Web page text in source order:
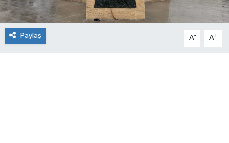
Paylaş A- A+